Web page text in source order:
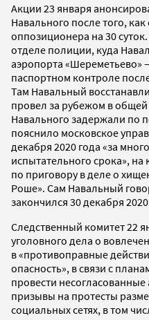
Акции 23 января
Навального после того, как
оппозиционера на 30
отделе полиции, куда
аэропорта «Шереметьево»
паспортном контроле
Там Навальный
провел за рубежом в
Навального задержали по
пояснило московское
декабря 2020 года «за
испытательного срока»,
по приговору в деле о
Роше». Сам Навальный
закончился 30 декабря
Следственный комитет 22
уголовного дела о
в «противоправные
опасность», в связи с
провести
призывы на протесты
социальных сетях, в том